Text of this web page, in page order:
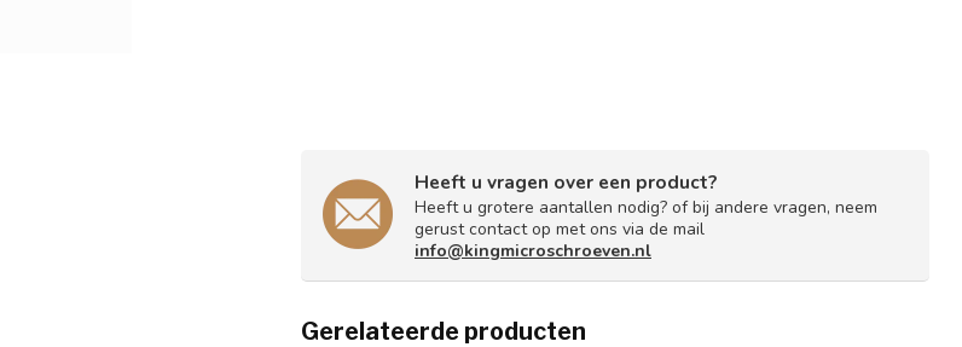
Heeft u vragen over een product?
Heeft u grotere aantallen nodig? of bij andere vragen, neem
gerust contact op met ons via de mail
info@kingmicroschroeven.nl
Gerelateerde producten